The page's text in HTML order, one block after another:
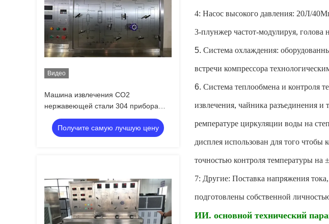
Видео
Машина извлечения СО2
нержавеющей стали 304 прибора
извлечения масла CBD
Получите самую лучшую цену
4: Насос высокого давления: 20Л/
3-плунжер частот-модулируя, голова
5. Система охлаждения:
встречи компрессора
6. Система теплообмена и контроля
извлечения, чайника разъединения и
ремпературе циркуляции воды на
дисплея использован для того
точностью контроля температуры на
7: Другие: Поставка напряжения
подготовлены собственной
ИИ. основной технический